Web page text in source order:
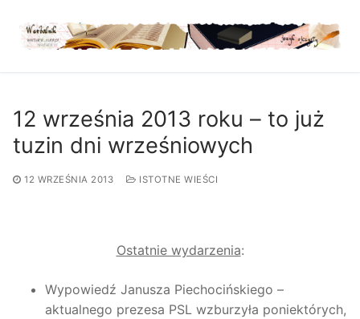
treści
12 września 2013 roku – to już
tuzin dni wrześniowych
12 WRZEŚNIA 2013 ISTOTNE WIEŚCI
Ostatnie wydarzenia:
Wypowiedź Janusza Piechocińskiego –
aktualnego prezesa PSL wzburzyła poniektórych,